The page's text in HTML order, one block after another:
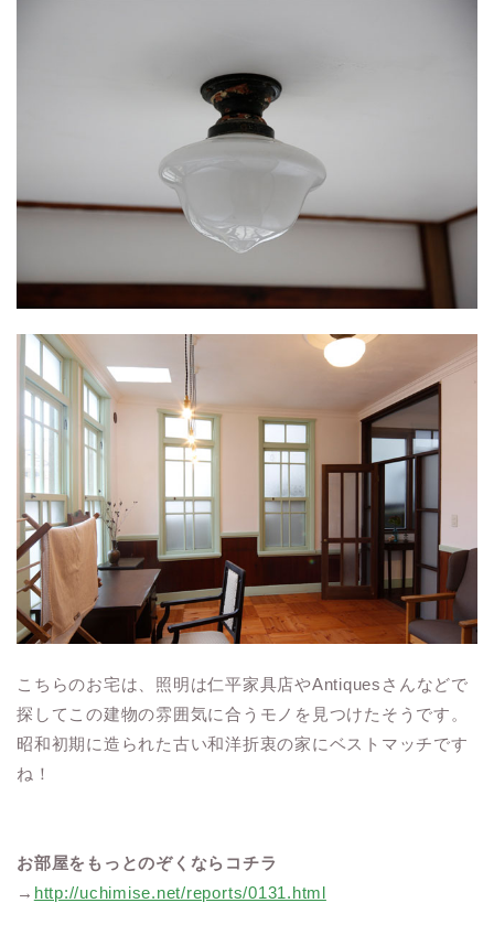
こちらのお宅は、照明は仁平家具店やAntiquesさんなどで
探してこの建物の雰囲気に合うモノを見つけたそうです。
昭和初期に造られた古い和洋折衷の家にベストマッチです
ね！
お部屋をもっとのぞくならコチラ
→ http://uchimise.net/reports/0131.html